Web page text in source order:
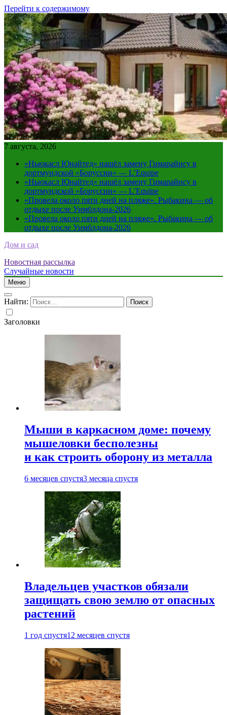
Перейти к содержимому
7 августа, 2026
«Ньюкасл Юнайтед» нашёл замену Гимарайнсу в
дортмундской «Боруссии» — L’Equipe
«Ньюкасл Юнайтед» нашёл замену Гимарайнсу в
дортмундской «Боруссии» — L’Equipe
«Провела около пяти дней на пляже». Рыбакина — об
отдыхе после Уимблдона-2026
«Провела около пяти дней на пляже». Рыбакина — об
отдыхе после Уимблдона-2026
Дом и сад
Новостная рассылка
Случайные новости
Меню
Найти:
Заголовки
Мыши в каркасном доме: почему
мышеловки бесполезны
и как строить оборону из металла
6 месяцев спустя3 месяца спустя
Владельцев участков обязали
защищать свою землю от опасных
растений
1 год спустя12 месяцев спустя